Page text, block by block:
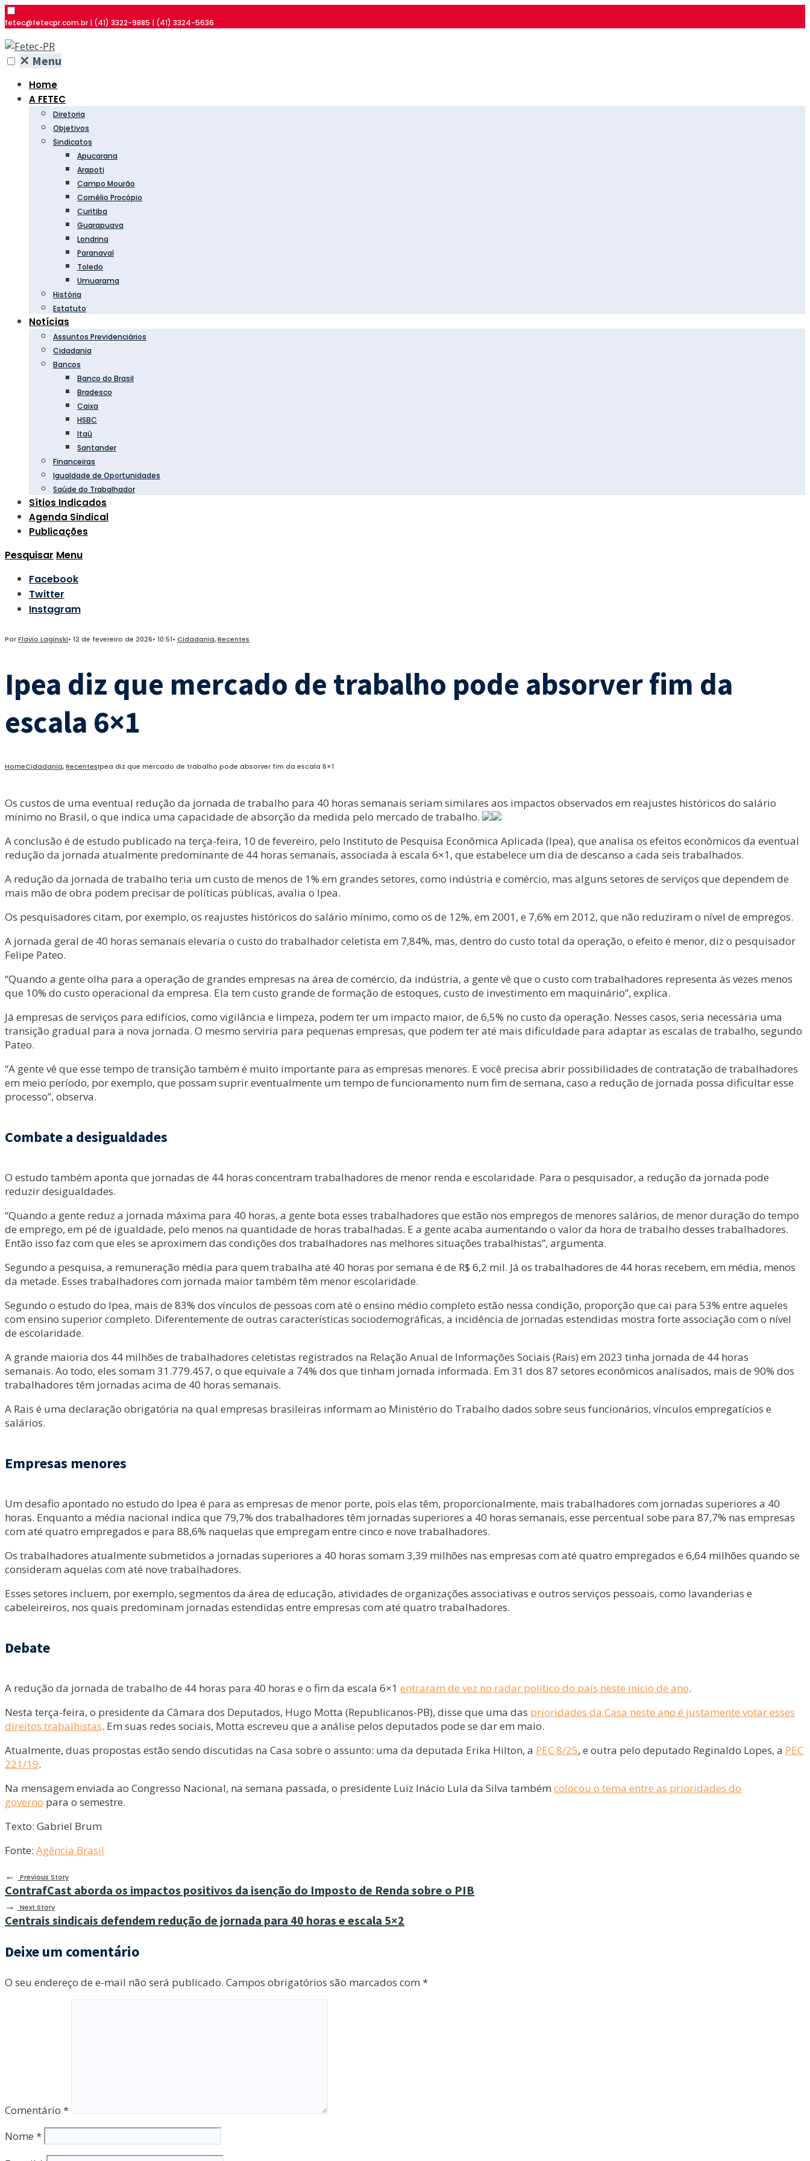
fetec@fetecpr.com.br | (41) 3322-9885 | (41) 3324-5636
✕ Menu
Home
A FETEC
Diretoria
Objetivos
Sindicatos
Apucarana
Arapoti
Campo Mourão
Cornélio Procópio
Curitiba
Guarapuava
Londrina
Paranavaí
Toledo
Umuarama
História
Estatuto
Notícias
Assuntos Previdenciários
Cidadania
Bancos
Banco do Brasil
Bradesco
Caixa
HSBC
Itaú
Santander
Financeiras
Igualdade de Oportunidades
Saúde do Trabalhador
Sítios Indicados
Agenda Sindical
Publicações
Pesquisar Menu
Facebook
Twitter
Instagram
PorFlavio Laginski• 12 de fevereiro de 2026• 10:51• Cidadania,Recentes
Ipea diz que mercado de trabalho pode absorver fim da
escala 6×1
HomeCidadania,RecentesIpea diz que mercado de trabalho pode absorver fim da escala 6×1
Os custos de uma eventual redução da jornada de trabalho para 40 horas semanais seriam similares aos impactos observados em reajustes históricos do salário
mínimo no Brasil, o que indica uma capacidade de absorção da medida pelo mercado de trabalho.
A conclusão é de estudo publicado na terça-feira, 10 de fevereiro, pelo Instituto de Pesquisa Econômica Aplicada (Ipea), que analisa os efeitos econômicos da eventual
redução da jornada atualmente predominante de 44 horas semanais, associada à escala 6×1, que estabelece um dia de descanso a cada seis trabalhados.
A redução da jornada de trabalho teria um custo de menos de 1% em grandes setores, como indústria e comércio, mas alguns setores de serviços que dependem de
mais mão de obra podem precisar de políticas públicas, avalia o Ipea.
Os pesquisadores citam, por exemplo, os reajustes históricos do salário mínimo, como os de 12%, em 2001, e 7,6% em 2012, que não reduziram o nível de empregos.
A jornada geral de 40 horas semanais elevaria o custo do trabalhador celetista em 7,84%, mas, dentro do custo total da operação, o efeito é menor, diz o pesquisador
Felipe Pateo.
“Quando a gente olha para a operação de grandes empresas na área de comércio, da indústria, a gente vê que o custo com trabalhadores representa às vezes menos
que 10% do custo operacional da empresa. Ela tem custo grande de formação de estoques, custo de investimento em maquinário”, explica.
Já empresas de serviços para edifícios, como vigilância e limpeza, podem ter um impacto maior, de 6,5% no custo da operação. Nesses casos, seria necessária uma
transição gradual para a nova jornada. O mesmo serviria para pequenas empresas, que podem ter até mais dificuldade para adaptar as escalas de trabalho, segundo
Pateo.
“A gente vê que esse tempo de transição também é muito importante para as empresas menores. E você precisa abrir possibilidades de contratação de trabalhadores
em meio período, por exemplo, que possam suprir eventualmente um tempo de funcionamento num fim de semana, caso a redução de jornada possa dificultar esse
processo”, observa.
Combate a desigualdades
O estudo também aponta que jornadas de 44 horas concentram trabalhadores de menor renda e escolaridade. Para o pesquisador, a redução da jornada pode
reduzir desigualdades.
“Quando a gente reduz a jornada máxima para 40 horas, a gente bota esses trabalhadores que estão nos empregos de menores salários, de menor duração do tempo
de emprego, em pé de igualdade, pelo menos na quantidade de horas trabalhadas. E a gente acaba aumentando o valor da hora de trabalho desses trabalhadores.
Então isso faz com que eles se aproximem das condições dos trabalhadores nas melhores situações trabalhistas”, argumenta.
Segundo a pesquisa, a remuneração média para quem trabalha até 40 horas por semana é de R$ 6,2 mil. Já os trabalhadores de 44 horas recebem, em média, menos
da metade. Esses trabalhadores com jornada maior também têm menor escolaridade.
Segundo o estudo do Ipea, mais de 83% dos vínculos de pessoas com até o ensino médio completo estão nessa condição, proporção que cai para 53% entre aqueles
com ensino superior completo. Diferentemente de outras características sociodemográficas, a incidência de jornadas estendidas mostra forte associação com o nível
de escolaridade.
A grande maioria dos 44 milhões de trabalhadores celetistas registrados na Relação Anual de Informações Sociais (Rais) em 2023 tinha jornada de 44 horas
semanais. Ao todo, eles somam 31.779.457, o que equivale a 74% dos que tinham jornada informada. Em 31 dos 87 setores econômicos analisados, mais de 90% dos
trabalhadores têm jornadas acima de 40 horas semanais.
A Rais é uma declaração obrigatória na qual empresas brasileiras informam ao Ministério do Trabalho dados sobre seus funcionários, vínculos empregatícios e
salários.
Empresas menores
Um desafio apontado no estudo do Ipea é para as empresas de menor porte, pois elas têm, proporcionalmente, mais trabalhadores com jornadas superiores a 40
horas. Enquanto a média nacional indica que 79,7% dos trabalhadores têm jornadas superiores a 40 horas semanais, esse percentual sobe para 87,7% nas empresas
com até quatro empregados e para 88,6% naquelas que empregam entre cinco e nove trabalhadores.
Os trabalhadores atualmente submetidos a jornadas superiores a 40 horas somam 3,39 milhões nas empresas com até quatro empregados e 6,64 milhões quando se
consideram aquelas com até nove trabalhadores.
Esses setores incluem, por exemplo, segmentos da área de educação, atividades de organizações associativas e outros serviços pessoais, como lavanderias e
cabeleireiros, nos quais predominam jornadas estendidas entre empresas com até quatro trabalhadores.
Debate
A redução da jornada de trabalho de 44 horas para 40 horas e o fim da escala 6×1 entraram de vez no radar político do país neste início de ano.
Nesta terça-feira, o presidente da Câmara dos Deputados, Hugo Motta (Republicanos-PB), disse que uma das prioridades da Casa neste ano é justamente votar esses
direitos trabalhistas. Em suas redes sociais, Motta escreveu que a análise pelos deputados pode se dar em maio.
Atualmente, duas propostas estão sendo discutidas na Casa sobre o assunto: uma da deputada Erika Hilton, a PEC 8/25, e outra pelo deputado Reginaldo Lopes, a PEC
221/19.
Na mensagem enviada ao Congresso Nacional, na semana passada, o presidente Luiz Inácio Lula da Silva também colocou o tema entre as prioridades do
governo para o semestre.
Texto: Gabriel Brum
Fonte: Agência Brasil
←
Previous Story
ContrafCast aborda os impactos positivos da isenção do Imposto de Renda sobre o PIB
→ Next Story
Centrais sindicais defendem redução de jornada para 40 horas e escala 5×2
Deixe um comentário
O seu endereço de e-mail não será publicado. Campos obrigatórios são marcados com *
Comentário *
Nome *